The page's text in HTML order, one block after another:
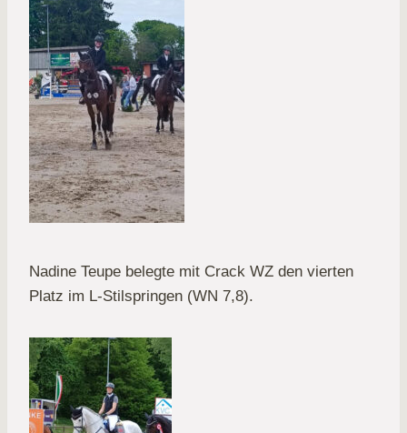
Nadine Teupe belegte mit Crack WZ den vierten
Platz im L-Stilspringen (WN 7,8).